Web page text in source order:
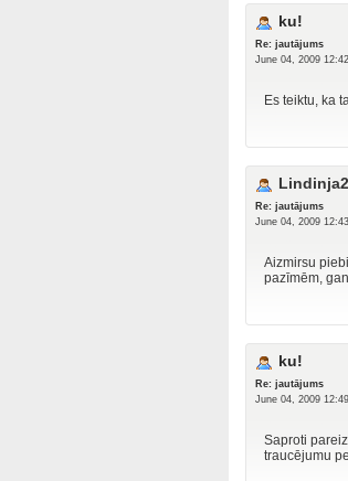
ku!
Re: jautājums
June 04, 2009
Es teiktu, ka
Re: jautājums
June 04, 2009
Aizmirsu
pazīmēm,
ku!
Re: jautājums
June 04, 2009
Saproti
traucējumu